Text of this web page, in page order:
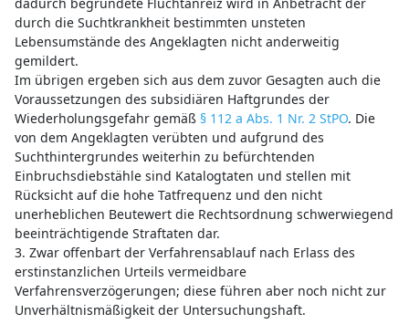
durch die Suchtkrankheit bestimmten unsteten
Lebensumstände des Angeklagten nicht anderweitig
gemildert.
Im übrigen ergeben sich aus dem zuvor Gesagten auch die
Voraussetzungen des subsidiären Haftgrundes der
Wiederholungsgefahr gemäß § 112 a Abs. 1 Nr. 2 StPO. Die
von dem Angeklagten verübten und aufgrund des
Suchthintergrundes weiterhin zu befürchtenden
Einbruchsdiebstähle sind Katalogtaten und stellen mit
Rücksicht auf die hohe Tatfrequenz und den nicht
unerheblichen Beutewert die Rechtsordnung schwerwiegend
beeinträchtigende Straftaten dar.
3. Zwar offenbart der Verfahrensablauf nach Erlass des
erstinstanzlichen Urteils vermeidbare
Verfahrensverzögerungen; diese führen aber noch nicht zur
Unverhältnismäßigkeit der Untersuchungshaft.